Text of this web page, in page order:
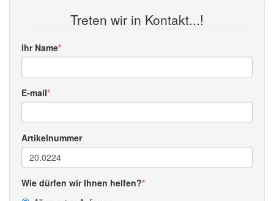
Treten wir in Kontakt...!
Ihr Name
E-mail
Artikelnummer
Wie dürfen wir Ihnen helfen?